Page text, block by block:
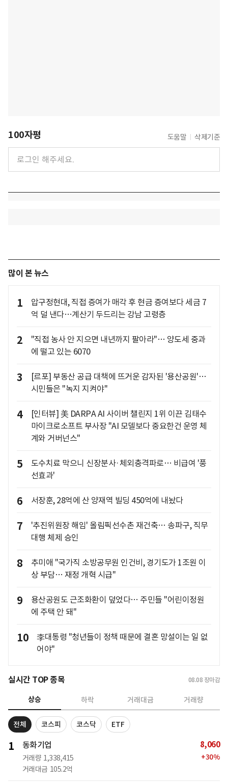
100자평 도움말 삭제기준
많이 본 뉴스
1
압구정현대, 직접 증여가 매각 후 현금 증여보다 세금 7
억 덜 낸다…계산기 두드리는 강남 고령층
2
"직접 농사 안 지으면 내년까지 팔아라"… 양도세 중과
에 떨고 있는 6070
3
[르포] 부동산 공급 대책에 뜨거운 감자된 '용산공원'…
시민들은 "녹지 지켜야"
4
[인터뷰] 美 DARPA AI 사이버 챌린지 1위 이끈 김태수
마이크로소프트 부사장 "AI 모델보다 중요한건 운영 체
계와 거버넌스"
5
도수치료 막으니 신장분사·체외충격파로… 비급여 '풍
선효과'
6 서장훈, 28억에 산 양재역 빌딩 450억에 내놨다
7
'추진위원장 해임' 올림픽선수촌 재건축… 송파구, 직무
대행 체제 승인
8
추미애 "국가직 소방공무원 인건비, 경기도가 1조원 이
상 부담… 재정 개혁 시급"
9
용산공원도 근조화환이 덮었다… 주민들 "어린이정원
에 주택 안 돼"
10
李대통령 "청년들이 정책 때문에 결혼 망설이는 일 없
어야"
실시간 TOP 종목 08.08 장마감
상승 하락 거래대금 거래량
전체 코스피 코스닥 ETF
1 동화기업
거래량 1,338,415
거래대금 105.2억
8,060
+30%